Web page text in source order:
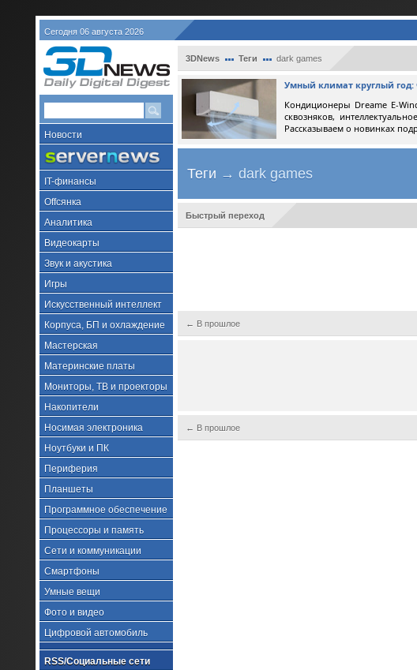
Сегодня 06 августа 2026
Новости
IT-финансы
Offсянка
Аналитика
Видеокарты
Звук и акустика
Игры
Искусственный интеллект
Корпуса, БП и охлаждение
Мастерская
Материнские платы
Мониторы, ТВ и проекторы
Накопители
Носимая электроника
Ноутбуки и ПК
Периферия
Планшеты
Программное обеспечение
Процессоры и память
Сети и коммуникации
Смартфоны
Умные вещи
Фото и видео
Цифровой автомобиль
RSS/Социальные сети
3DNews Теги dark games
Умный климат круглый год:
Кондиционеры Dreame E-
сквозняков,
Рассказываем о новинках
Теги → dark games
Быстрый переход
← В прошлое
← В прошлое